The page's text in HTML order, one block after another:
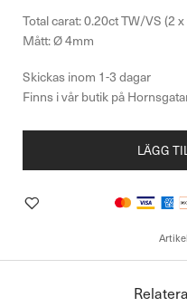
Total carat: 0.20ct TW/VS (2
Mått: Ø 4mm
LÄGG